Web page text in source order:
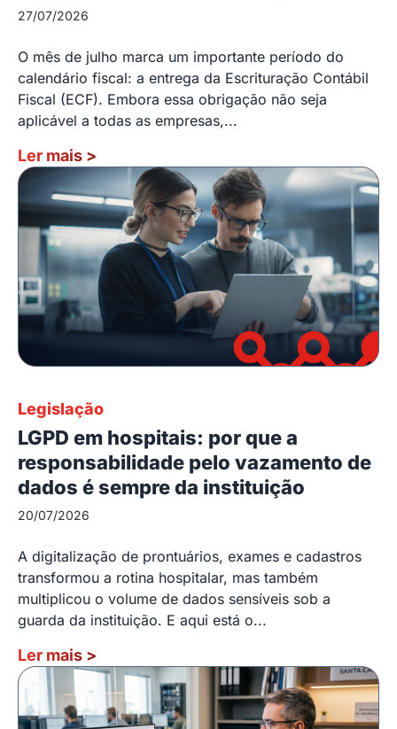
27/07/2026
O mês de julho marca um importante período do
calendário fiscal: a entrega da Escrituração Contábil
Fiscal (ECF). Embora essa obrigação não seja
aplicável a todas as empresas,...
Ler mais >
Legislação
LGPD em hospitais: por que a
responsabilidade pelo vazamento de
dados é sempre da instituição
20/07/2026
A digitalização de prontuários, exames e cadastros
transformou a rotina hospitalar, mas também
multiplicou o volume de dados sensíveis sob a
guarda da instituição. E aqui está o...
Ler mais >